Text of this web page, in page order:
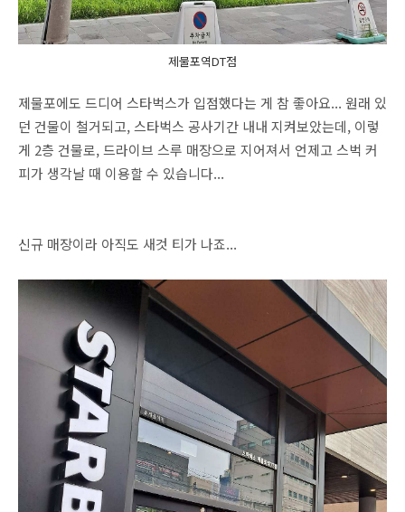
제물포역DT점
제물포에도 드디어 스타벅스가 입점했다는 게 참 좋아요... 원래 있
던 건물이 철거되고, 스타벅스 공사기간 내내 지켜보았는데, 이렇
게 2층 건물로, 드라이브 스루 매장으로 지어져서 언제고 스벅 커
피가 생각날 때 이용할 수 있습니다...
신규 매장이라 아직도 새것 티가 나죠...